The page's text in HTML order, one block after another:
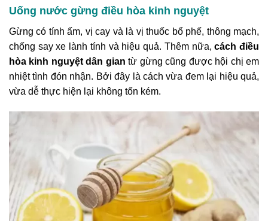
Uống nước gừng điều hòa kinh nguyệt
Gừng có tính ấm, vị cay và là vị thuốc bổ phế, thông mạch,
chống say xe lành tính và hiệu quả. Thêm nữa,cách điều
hòa kinh nguyệt dân gian từ gừng cũng được hội chị em
nhiệt tình đón nhận. Bởi đây là cách vừa đem lại hiệu quả,
vừa dễ thực hiện lại không tốn kém.